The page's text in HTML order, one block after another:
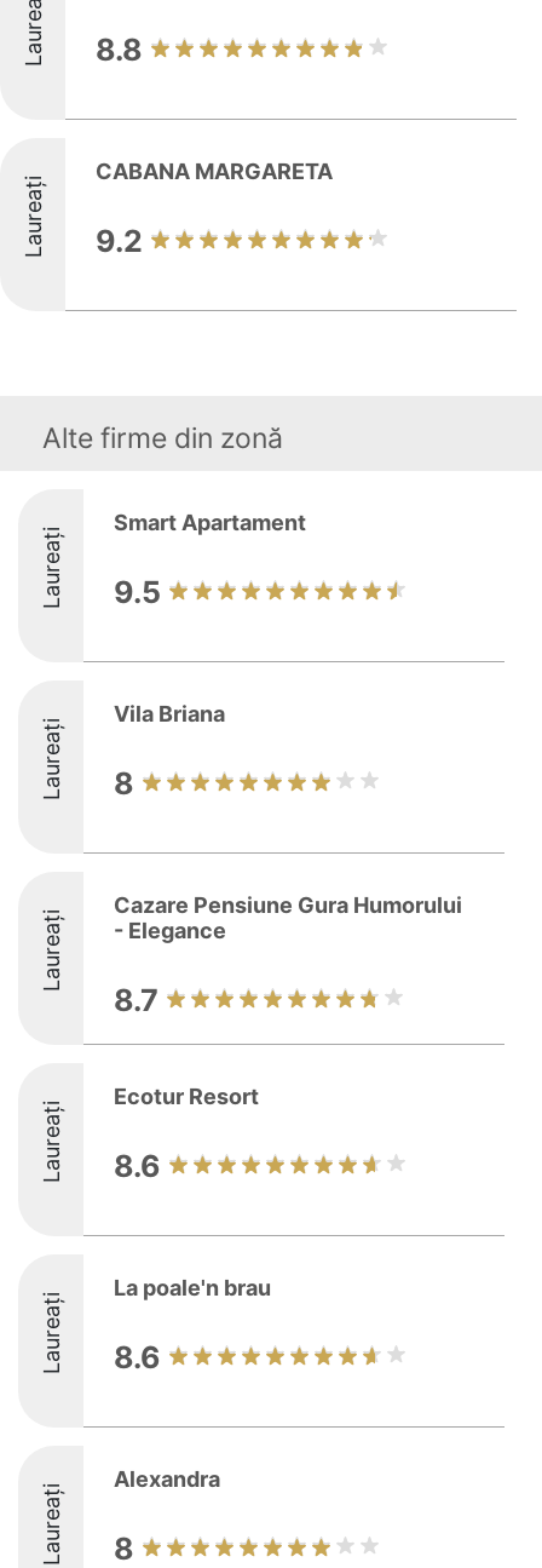
Laureați 8.8
Laureați
CABANA MARGARETA
9.2
Alte firme din zonă
Laureați
Smart Apartament
9.5
Laureați
Vila Briana
8
Laureați
Cazare Pensiune Gura Humorului
- Elegance
8.7
Laureați
Ecotur Resort
8.6
Laureați
La poale'n brau
8.6
Laureați
Alexandra
8